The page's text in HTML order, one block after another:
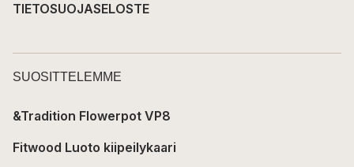
TIETOSUOJASELOSTE
SUOSITTELEMME
&Tradition Flowerpot VP8
Fitwood Luoto kiipeilykaari